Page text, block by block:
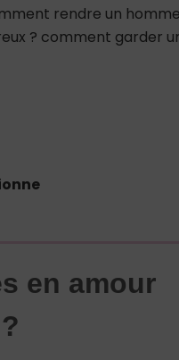
rendre un
? comment garder
en amour